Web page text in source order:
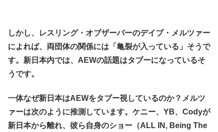
しかし、レスリング・オブザーバーのデイブ・メルツァー
によれば、両団体の関係には「亀裂が入っている」そうで
す。新日本内では、AEWの話題はタブーになっているそ
うです。
一体なぜ新日本はAEWをタブー視しているのか？メルツ
ァーは次のように推測しています。ケニー、YB、Codyが
新日本から離れ、彼ら自身のショー（ALL IN, Being The